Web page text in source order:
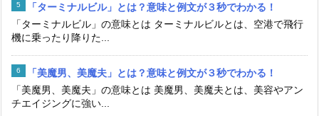
「ターミナルビル」とは？意味と例文が３秒でわかる！
「ターミナルビル」の意味とは ターミナルビルとは、空港で飛行
機に乗ったり降りた...
「美魔男、美魔夫」とは？意味と例文が３秒でわかる！
「美魔男、美魔夫」の意味とは 美魔男、美魔夫とは、美容やアン
チエイジングに強い...